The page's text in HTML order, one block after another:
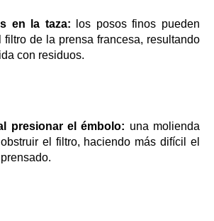
en la taza: los posos finos pueden
filtro de la prensa francesa, resultando
con residuos.
presionar el émbolo: una molienda
el filtro, haciendo más difícil el